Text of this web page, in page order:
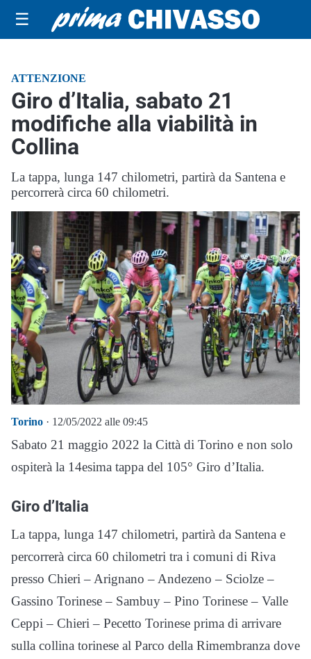
☰
ATTENZIONE
Giro d’Italia, sabato 21
modifiche alla viabilità in
Collina
La tappa, lunga 147 chilometri, partirà da Santena e
percorrerà circa 60 chilometri.
Torino · 12/05/2022 alle 09:45
Sabato 21 maggio 2022 la Città di Torino e non solo
ospiterà la 14esima tappa del 105° Giro d’Italia.
Giro d’Italia
La tappa, lunga 147 chilometri, partirà da Santena e
percorrerà circa 60 chilometri tra i comuni di Riva
presso Chieri – Arignano – Andezeno – Sciolze –
Gassino Torinese – Sambuy – Pino Torinese – Valle
Ceppi – Chieri – Pecetto Torinese prima di arrivare
sulla collina torinese al Parco della Rimembranza dove